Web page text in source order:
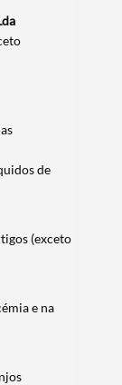
de
(exceto
e na